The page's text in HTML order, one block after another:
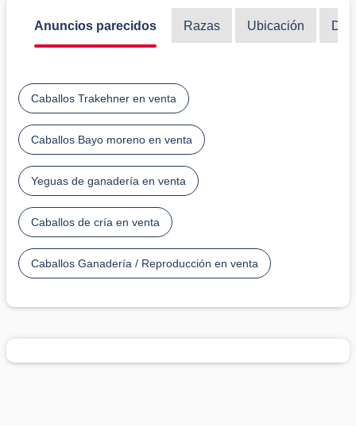
Anuncios parecidos Razas Ubicación
Caballos Trakehner en venta
Caballos Bayo moreno en venta
Yeguas de ganadería en venta
Caballos de cría en venta
Caballos Ganadería / Reproducción en venta